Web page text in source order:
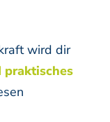
wird dir
praktisches